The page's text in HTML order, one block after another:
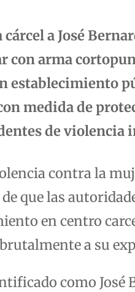
a José
con arma
establecimiento
medida de
de
contra la
que las
en centro
a su
como José